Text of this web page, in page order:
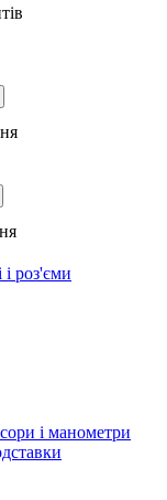
роз'єми
і манометри